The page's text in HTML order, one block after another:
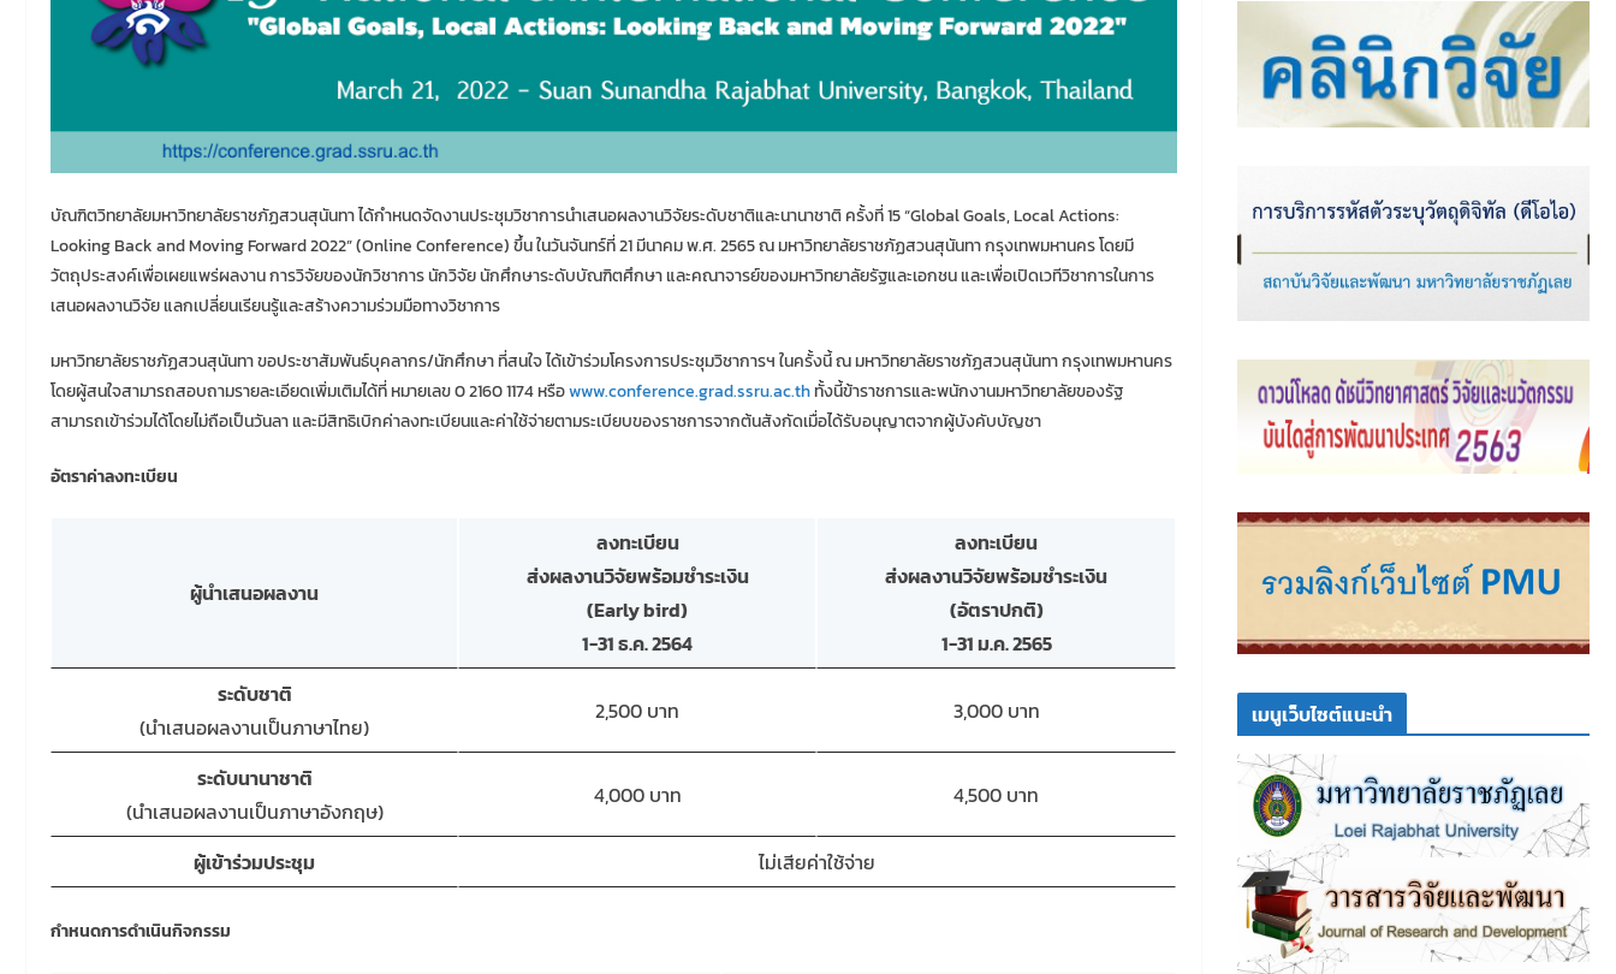
บัณฑิตวิทยาลัยมหาวิทยาลัยราชภัฏสวนสุนันทา ได้กำหนดจัดงานประชุมวิชาการนำเสนอผลงานวิจัยระดับชาติและนานาชาติ ครั้งที่ 15 “Global Goals, Local Actions:
Looking Back and Moving Forward 2022” (Online Conference) ขึ้น ในวันจันทร์ที่ 21 มีนาคม พ.ศ. 2565 ณ มหาวิทยาลัยราชภัฏสวนสุนันทา กรุงเทพมหานคร โดยมี
วัตถุประสงค์เพื่อเผยแพร่ผลงาน การวิจัยของนักวิชาการ นักวิจัย นักศึกษาระดับบัณฑิตศึกษา และคณาจารย์ของมหาวิทยาลัยรัฐและเอกชน และเพื่อเปิดเวทีวิชาการในการ
เสนอผลงานวิจัย แลกเปลี่ยนเรียนรู้และสร้างความร่วมมือทางวิชาการ
มหาวิทยาลัยราชภัฏสวนสุนันทา ขอประชาสัมพันธ์บุคลากร/นักศึกษา ที่สนใจ ได้เข้าร่วมโครงการประชุมวิชาการฯ ในครั้งนี้ ณ มหาวิทยาลัยราชภัฏสวนสุนันทา กรุงเทพมหานคร
โดยผู้สนใจสามารถสอบถามรายละเอียดเพิ่มเติมได้ที่ หมายเลข 0 2160 1174 หรือwww.conference.grad.ssru.ac.thทั้งนี้ข้าราชการและพนักงานมหาวิทยาลัยของรัฐ
สามารถเข้าร่วมได้โดยไม่ถือเป็นวันลา และมีสิทธิเบิกค่าลงทะเบียนและค่าใช้จ่ายตามระเบียบของราชการจากต้นสังกัดเมื่อได้รับอนุญาตจากผู้บังคับบัญชา
อัตราค่าลงทะเบียน
ผู้นำเสนอผลงาน
ลงทะเบียน
ส่งผลงานวิจัยพร้อมชำระเงิน
(Early bird)
1-31 ธ.ค. 2564
ลงทะเบียน
ส่งผลงานวิจัยพร้อมชำระเงิน
(อัตราปกติ)
1-31 ม.ค. 2565
ระดับชาติ
(นำเสนอผลงานเป็นภาษาไทย)
2,500 บาท 3,000 บาท
ระดับนานาชาติ
(นำเสนอผลงานเป็นภาษาอังกฤษ)
4,000 บาท 4,500 บาท
ผู้เข้าร่วมประชุม ไม่เสียค่าใช้จ่าย
กำหนดการดำเนินกิจกรรม
เมนูเว็บไซต์แนะนำ